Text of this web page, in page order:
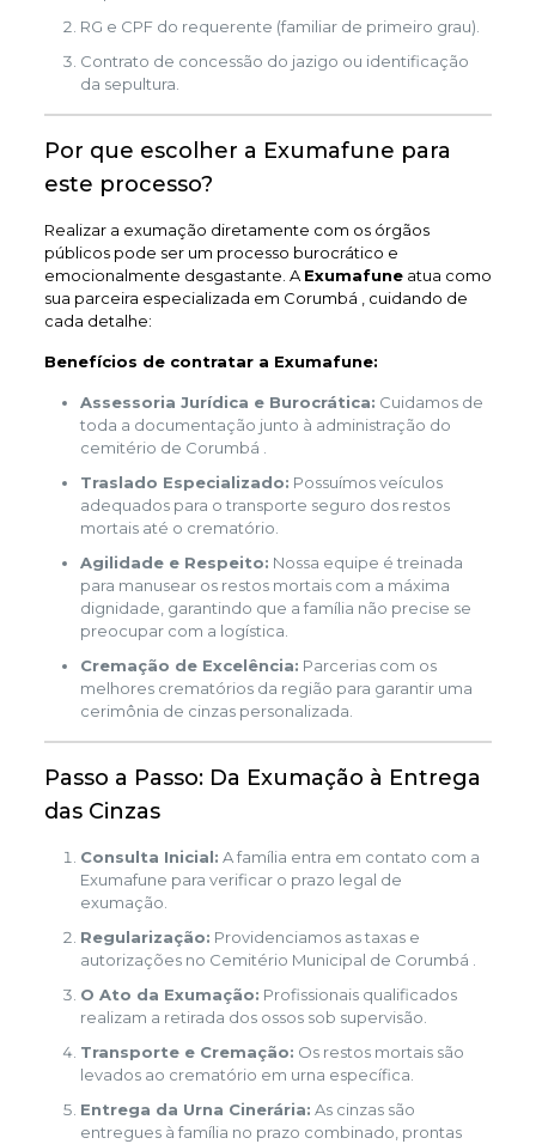
RG e CPF do requerente (familiar de primeiro grau).
Contrato de concessão do jazigo ou identificação
da sepultura.
Por que escolher a Exumafune para
este processo?
Realizar a exumação diretamente com os órgãos
públicos pode ser um processo burocrático e
emocionalmente desgastante. A Exumafuneatua como
sua parceira especializada em Corumbá , cuidando de
cada detalhe:
Benefícios de contratar a Exumafune:
Assessoria Jurídica e Burocrática: Cuidamos de
toda a documentação junto à administração do
cemitério de Corumbá .
Traslado Especializado: Possuímos veículos
adequados para o transporte seguro dos restos
mortais até o crematório.
Agilidade e Respeito: Nossa equipe é treinada
para manusear os restos mortais com a máxima
dignidade, garantindo que a família não precise se
preocupar com a logística.
Cremação de Excelência: Parcerias com os
melhores crematórios da região para garantir uma
cerimônia de cinzas personalizada.
Passo a Passo: Da Exumação à Entrega
das Cinzas
Consulta Inicial: A família entra em contato com a
Exumafune para verificar o prazo legal de
exumação.
Regularização: Providenciamos as taxas e
autorizações no Cemitério Municipal de Corumbá .
O Ato da Exumação: Profissionais qualificados
realizam a retirada dos ossos sob supervisão.
Transporte e Cremação: Os restos mortais são
levados ao crematório em urna específica.
Entrega da Urna Cinerária: As cinzas são
entregues à família no prazo combinado, prontas